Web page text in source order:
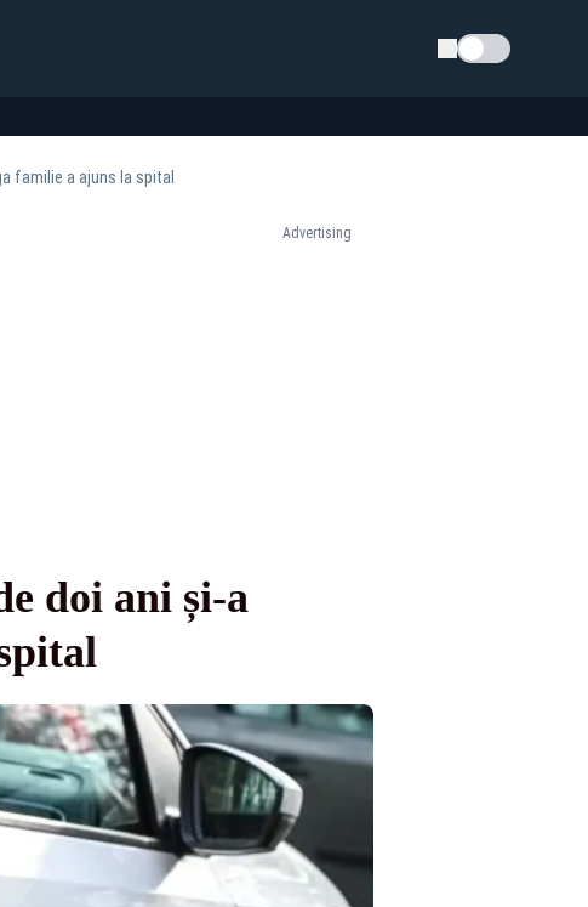
Schimba tema
familie a ajuns la spital
Advertising
doi ani și-a